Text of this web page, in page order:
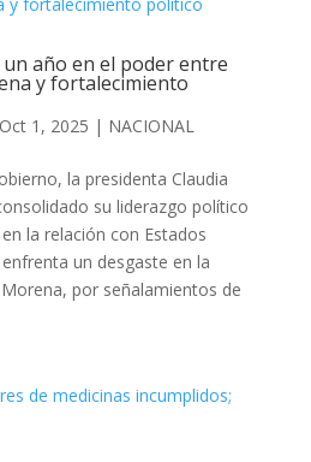
año en el poder entre
y fortalecimiento
Oct 1, 2025 | NACIONAL
la presidenta Claudia
su liderazgo político
la relación con Estados
un desgaste en la
por señalamientos de